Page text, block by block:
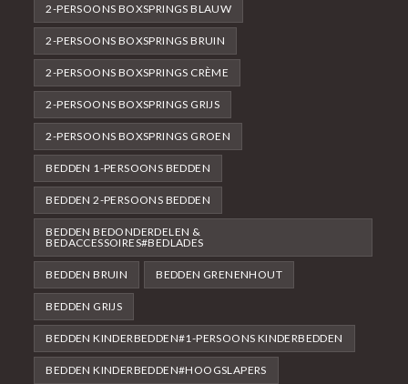
2-PERSOONS BOXSPRINGS BLAUW
2-PERSOONS BOXSPRINGS BRUIN
2-PERSOONS BOXSPRINGS CRÈME
2-PERSOONS BOXSPRINGS GRIJS
2-PERSOONS BOXSPRINGS GROEN
BEDDEN 1-PERSOONS BEDDEN
BEDDEN 2-PERSOONS BEDDEN
BEDDEN BEDONDERDELEN &
BEDACCESSOIRES#BEDLADES
BEDDEN BRUIN BEDDEN GRENENHOUT
BEDDEN GRIJS
BEDDEN KINDERBEDDEN#1-PERSOONS KINDERBEDDEN
BEDDEN KINDERBEDDEN#HOOGSLAPERS